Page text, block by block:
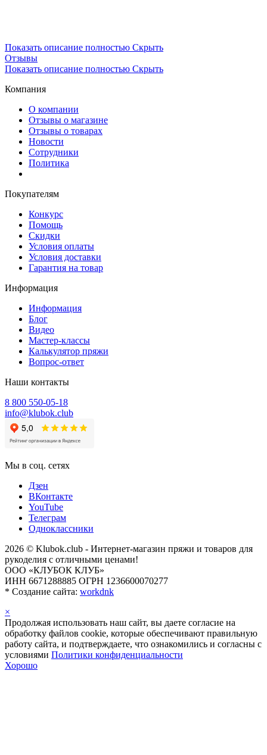
Показать описание полностью Скрыть
Отзывы
Показать описание полностью Скрыть
Компания
О компании
Отзывы о магазине
Отзывы о товарах
Новости
Сотрудники
Политика
Покупателям
Конкурс
Помощь
Скидки
Условия оплаты
Условия доставки
Гарантия на товар
Информация
Информация
Блог
Видео
Мастер-классы
Калькулятор пряжи
Вопрос-ответ
Наши контакты
8 800 550-05-18
info@klubok.club
Мы в соц. сетях
Дзен
ВКонтакте
YouTube
Телеграм
Одноклассники
2026 © Klubok.club - Интернет-магазин пряжи и товаров для
рукоделия с отличными ценами!
ООО «КЛУБОК КЛУБ»
ИНН 6671288885 ОГРН 1236600070277
* Создание сайта: workdnk
×
Продолжая использовать наш сайт, вы даете согласие на
обработку файлов cookie, которые обеспечивают правильную
работу сайта, и подтверждаете, что ознакомились и согласны с
условиями Политики конфиденциальности
Хорошо